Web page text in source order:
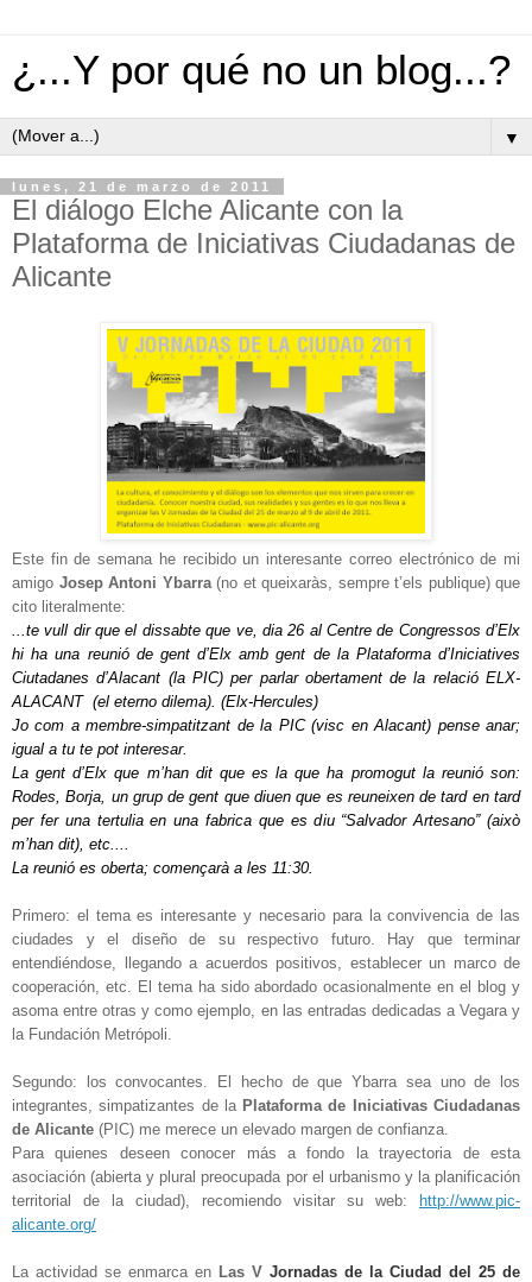
¿...Y por qué no un blog...?
▼
lunes, 21 de marzo de 2011
El diálogo Elche Alicante con la
Plataforma de Iniciativas Ciudadanas de
Alicante
Este fin de semana he recibido un interesante correo electrónico de mi
amigo Josep Antoni Ybarra(no et queixaràs, sempre t’els publique) que
cito literalmente:
...te vull dir que el dissabte que ve, dia 26 al Centre de Congressos d’Elx
hi ha una reunió de gent d’Elx amb gent de la Plataforma d’Iniciatives
Ciutadanes d’Alacant (la PIC) per parlar obertament de la relació ELX-
ALACANT (el eterno dilema). (Elx-Hercules)
Jo com a membre-simpatitzant de la PIC (visc en Alacant) pense anar;
igual a tu te pot interesar.
La gent d’Elx que m’han dit que es la que ha promogut la reunió son:
Rodes, Borja, un grup de gent que diuen que es reuneixen de tard en tard
per fer una tertulia en una fabrica que es diu “Salvador Artesano” (això
m’han dit), etc....
La reunió es oberta; començarà a les 11:30.
Primero: el tema es interesante y necesario para la convivencia de las
ciudades y el diseño de su respectivo futuro. Hay que terminar
entendiéndose, llegando a acuerdos positivos, establecer un marco de
cooperación, etc. El tema ha sido abordado ocasionalmente en el blog y
asoma entre otras y como ejemplo, en las entradas dedicadas a Vegara y
la Fundación Metrópoli.
Segundo: los convocantes. El hecho de que Ybarra sea uno de los
integrantes, simpatizantes de la Plataforma de Iniciativas Ciudadanas
de Alicante (PIC) me merece un elevado margen de confianza.
Para quienes deseen conocer más a fondo la trayectoria de esta
asociación (abierta y plural preocupada por el urbanismo y la planificación
territorial de la ciudad), recomiendo visitar su web:
http://www.pic-
alicante.org/
La actividad se enmarca en Las V Jornadas de la Ciudad del 25 de